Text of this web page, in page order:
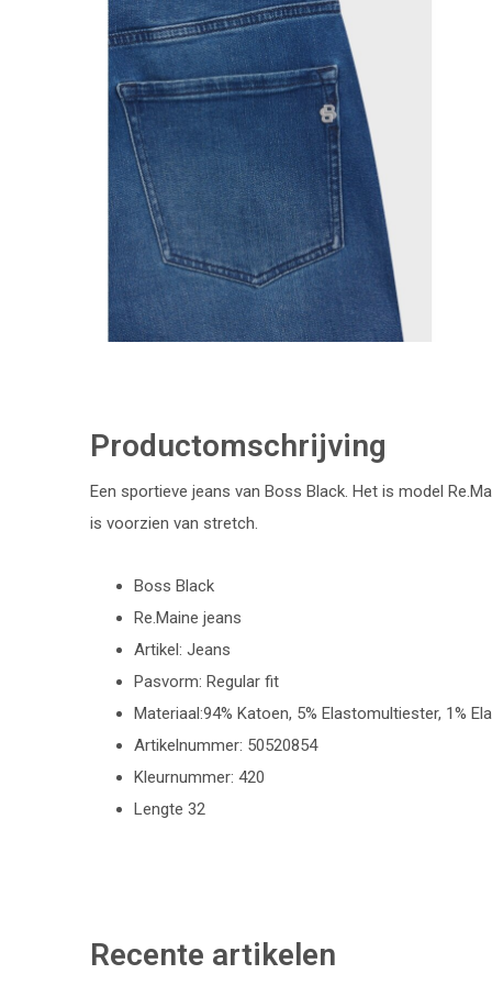
Productomschrijving
Een sportieve jeans van Boss Black. Het is model
is voorzien van stretch.
Boss Black
Re.Maine jeans
Artikel: Jeans
Pasvorm: Regular fit
Materiaal:94% Katoen, 5% Elastomultiester, 1%
Artikelnummer: 50520854
Kleurnummer: 420
Lengte 32
Recente artikelen